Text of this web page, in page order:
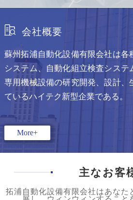
会社概要
蘇州拓浦自動化設備有限会社は各
システム、自動化組立検査システ
専用機械設備の研究開発、設計、
ているハイテク新型企業である。
More+
主なお客
拓浦自動化設備有限会社はあなた